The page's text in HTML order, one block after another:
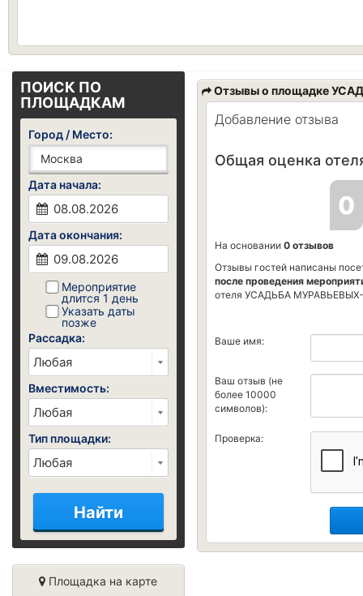
ПОИСК ПО
ПЛОЩАДКАМ
Город / Место:
Дата начала:
Дата окончания:
Мероприятие
длится 1 день
Указать даты
позже
Рассадка:
Вместимость:
Тип площадки:
Найти
Площадка на карте
Отзывы о площадке
Добавление отзыва
Общая оценка
0
На основании 0 отзывов
Отзывы гостей написаны
после проведения
отеля УСАДЬБА
Ваше имя:
Ваш отзыв (не
более 10000
символов):
Проверка: